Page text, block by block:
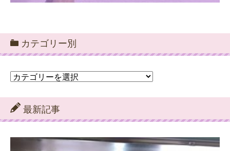
カテゴリー別
カ
ゴ
リ
ー
最新記事